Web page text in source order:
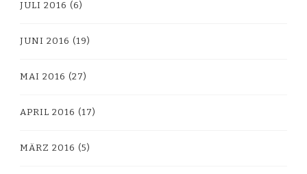
JULI 2016 (6)
JUNI 2016 (19)
MAI 2016 (27)
APRIL 2016 (17)
MÄRZ 2016 (5)